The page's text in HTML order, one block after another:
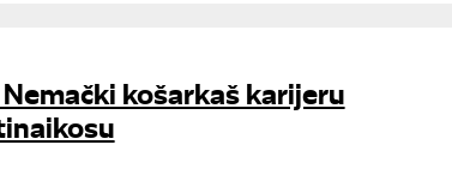
košarkaš karijeru